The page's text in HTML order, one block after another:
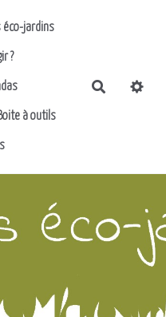
éco-jardins
?
à outils